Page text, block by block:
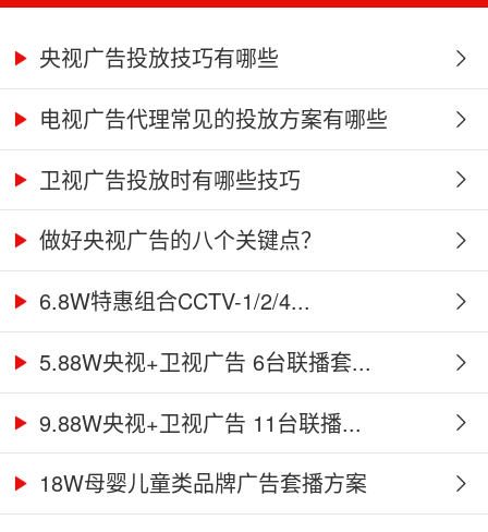
央视广告投放技巧有哪些
电视广告代理常见的投放方案有哪些
​卫视广告投放时有哪些技巧
做好央视广告的八个关键点？
6.8W特惠组合CCTV-1/2/4...
5.88W央视+卫视广告 6台联播套...
9.88W央视+卫视广告 11台联播...
18W母婴儿童类品牌广告套播方案